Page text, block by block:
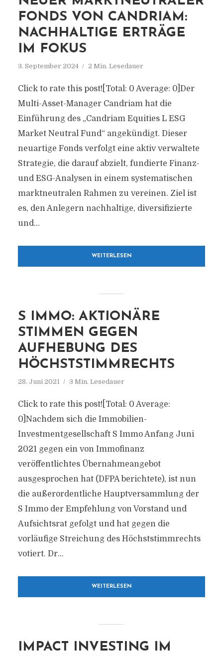
FONDS VON CANDRIAM:
NACHHALTIGE ERTRÄGE
IM FOKUS
3. September 2024 2 Min. Lesedauer
Click to rate this post![Total: 0 Average: 0]Der
Multi-Asset-Manager Candriam hat die
Einführung des „Candriam Equities L ESG
Market Neutral Fund“ angekündigt. Dieser
neuartige Fonds verfolgt eine aktiv verwaltete
Strategie, die darauf abzielt, fundierte Finanz-
und ESG-Analysen in einem systematischen
marktneutralen Rahmen zu vereinen. Ziel ist
es, den Anlegern nachhaltige, diversifizierte
und...
WEITERLESEN
S IMMO: AKTIONÄRE
STIMMEN GEGEN
AUFHEBUNG DES
HÖCHSTSTIMMRECHTS
28. Juni 2021 3 Min. Lesedauer
Click to rate this post![Total: 0 Average:
0]Nachdem sich die Immobilien-
Investmentgesellschaft S Immo Anfang Juni
2021 gegen ein von Immofinanz
veröffentlichtes Übernahmeangebot
ausgesprochen hat (DFPA berichtete), ist nun
die außerordentliche Hauptversammlung der
S Immo der Empfehlung von Vorstand und
Aufsichtsrat gefolgt und hat gegen die
vorläufige Streichung des Höchststimmrechts
votiert. Dr...
WEITERLESEN
IMPACT INVESTING IM